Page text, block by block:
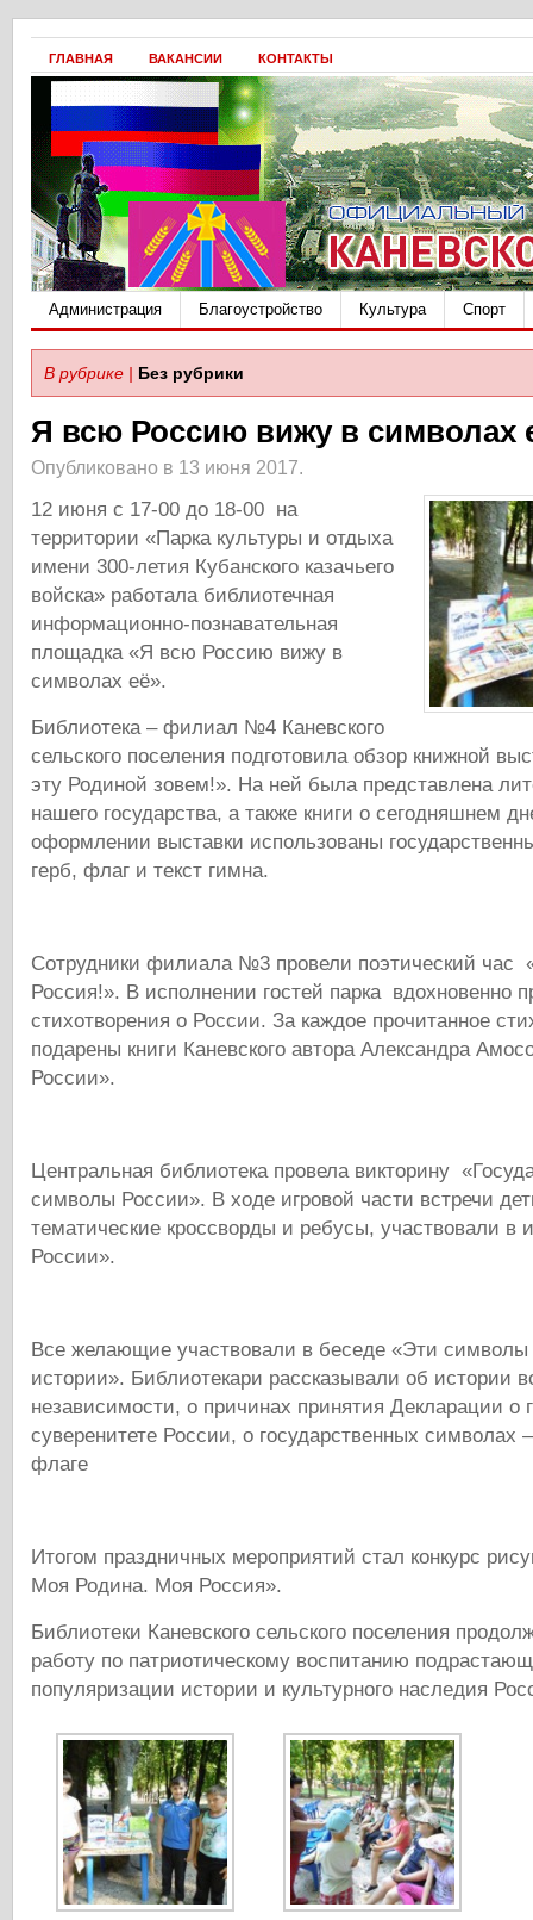
ГЛАВНАЯ ВАКАНСИИ КОНТАКТЫ
Администрация Благоустройство Культура Спорт
В рубрике | Без рубрики
Я всю Россию вижу в символах
Опубликовано в 13 июня 2017.
12 июня с 17-00 до 18-00 на
территории «Парка культуры и отдыха
имени 300-летия Кубанского казачьего
войска» работала библиотечная
информационно-познавательная
площадка «Я всю Россию вижу в
символах её».
Библиотека – филиал №4 Каневского
сельского поселения подготовила обзор книжной
эту Родиной зовем!». На ней была представлена
нашего государства, а также книги о сегодняшнем
оформлении выставки использованы
герб, флаг и текст гимна.
Сотрудники филиала №3 провели поэтический
Россия!». В исполнении гостей парка вдохновенно
стихотворения о России. За каждое прочитанное
подарены книги Каневского автора Александра
России».
Центральная библиотека провела викторину
символы России». В ходе игровой части встречи
тематические кроссворды и ребусы, участвовали в
России».
Все желающие участвовали в беседе «Эти символы
истории». Библиотекари рассказывали об истории
независимости, о причинах принятия Декларации о
суверенитете России, о государственных символах
флаге
Итогом праздничных мероприятий стал конкурс
Моя Родина. Моя Россия».
Библиотеки Каневского сельского поселения
работу по патриотическому воспитанию
популяризации истории и культурного наследия